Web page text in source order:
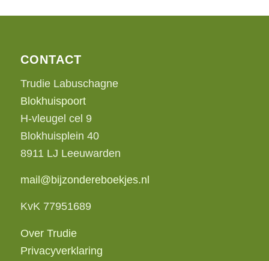
CONTACT
Trudie Labuschagne
Blokhuispoort
H-vleugel cel 9
Blokhuisplein 40
8911 LJ Leeuwarden
mail@bijzondereboekjes.nl
KvK 77951689
Over Trudie
Privacyverklaring